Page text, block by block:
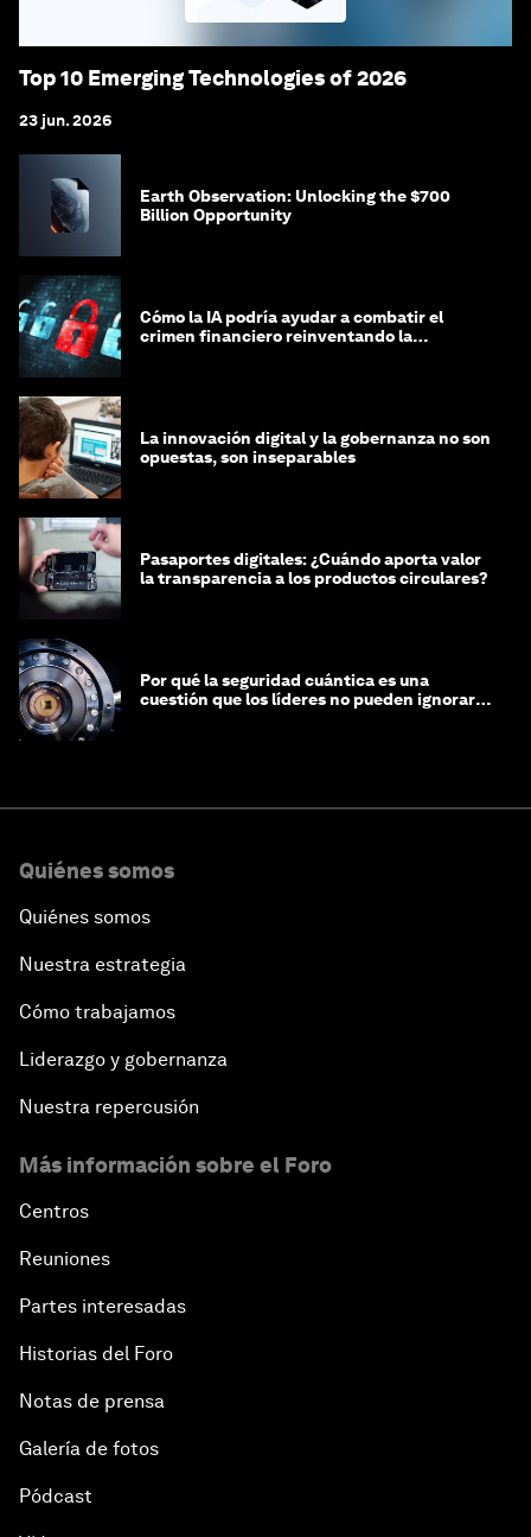
Top 10 Emerging Technologies of 2026
23 jun. 2026
Earth Observation: Unlocking the $700
Billion Opportunity
Cómo la IA podría ayudar a combatir el
crimen financiero reinventando la
La innovación digital y la gobernanza no son
opuestas, son inseparables
Pasaportes digitales: ¿Cuándo aporta valor
la transparencia a los productos circulares?
Por qué la seguridad cuántica es una
cuestión que los líderes no pueden ignorar
Quiénes somos
Quiénes somos
Nuestra estrategia
Cómo trabajamos
Liderazgo y gobernanza
Nuestra repercusión
Más información sobre el Foro
Centros
Reuniones
Partes interesadas
Historias del Foro
Notas de prensa
Galería de fotos
Pódcast